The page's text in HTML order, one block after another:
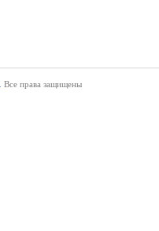
Все права защищены